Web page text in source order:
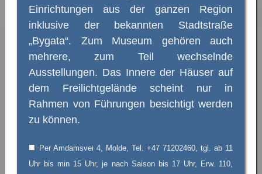
Einrichtungen aus der ganzen Region
inklusive der bekannten Stadtstraße
„Bygata“. Zum Museum gehören auch
mehrere, zum Teil wechselnde
Ausstellungen. Das Innere der Häuser auf
dem Freilichtgelände scheint nur in
Rahmen von Führungen besichtigt werden
zu können.
■
Per Amdamsvei 4, Molde, Tel. +47 71202460, tgl. ab 11
Uhr bis min 15 Uhr, je nach Saison bis 17 Uhr, Erw. 110,